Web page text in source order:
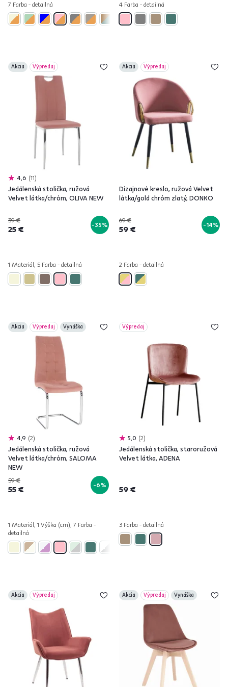
7 Farba - detailná 4 Farba - detailná
Akcia Výpredaj
4,6 11
Jedálenská stolička, ružová
Velvet látka/chróm, OLIVA NEW
39 €
25 € -35%
1 Materiál, 5 Farba - detailná
Akcia Výpredaj
Dizajnové kreslo, ružová Velvet
látka/gold chróm zlatý, DONKO
69 €
59 € -14%
2 Farba - detailná
Akcia Výpredaj Vynáška
4,9 2
Jedálenská stolička, ružová
Velvet látka/chróm, SALOMA
NEW
59 €
55 € -6%
1 Materiál, 1 Výška (cm), 7 Farba -
detailná
Výpredaj
5,0 2
Jedálenská stolička, staroružová
Velvet látka, ADENA
59 €
3 Farba - detailná
Akcia Výpredaj Akcia Výpredaj Vynáška